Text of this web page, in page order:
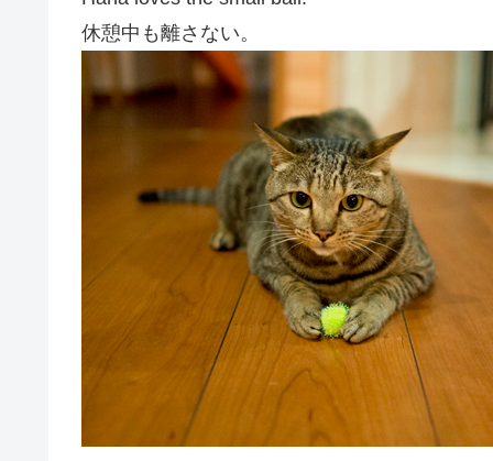
休憩中も離さない。